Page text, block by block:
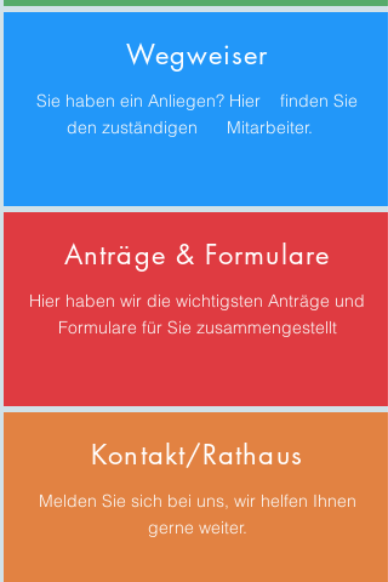
Wegweiser
Sie haben ein Anliegen? Hier finden Sie
den zuständigen Mitarbeiter.
Anträge & Formulare
Hier haben wir die wichtigsten Anträge und
Formulare für Sie zusammengestellt
Kontakt/Rathaus
Melden Sie sich bei uns, wir helfen Ihnen
gerne weiter.